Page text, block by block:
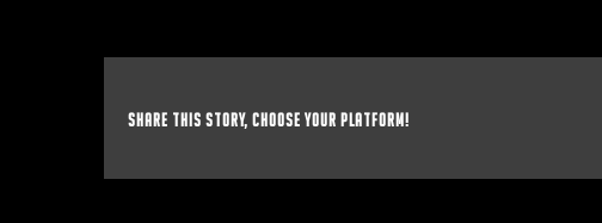
Share This Story, Choose Your Platform!